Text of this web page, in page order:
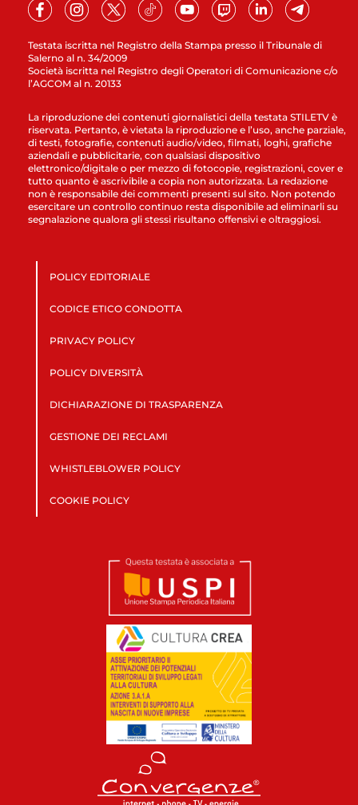
Testata iscritta nel Registro della Stampa presso il Tribunale di
Salerno al n. 34/2009
Società iscritta nel Registro degli Operatori di Comunicazione c/o
l’AGCOM al n. 20133
La riproduzione dei contenuti giornalistici della testata STILETV è
riservata. Pertanto, è vietata la riproduzione e l’uso, anche parziale,
di testi, fotografie, contenuti audio/video, filmati, loghi, grafiche
aziendali e pubblicitarie, con qualsiasi dispositivo
elettronico/digitale o per mezzo di fotocopie, registrazioni, cover e
tutto quanto è ascrivibile a copia non autorizzata. La redazione
non è responsabile dei commenti presenti sul sito. Non potendo
esercitare un controllo continuo resta disponibile ad eliminarli su
segnalazione qualora gli stessi risultano offensivi e oltraggiosi.
POLICY EDITORIALE
CODICE ETICO CONDOTTA
PRIVACY POLICY
POLICY DIVERSITÀ
DICHIARAZIONE DI TRASPARENZA
GESTIONE DEI RECLAMI
WHISTLEBLOWER POLICY
COOKIE POLICY